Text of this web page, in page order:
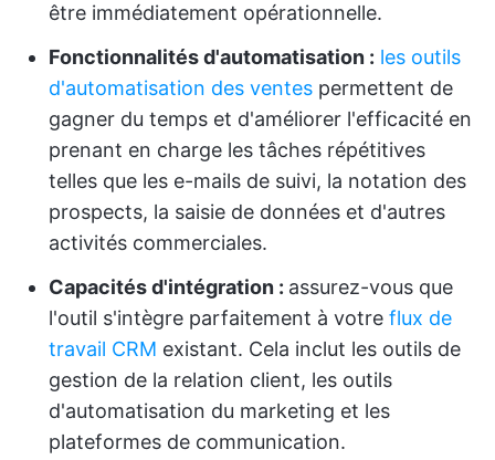
être immédiatement opérationnelle.
Fonctionnalités d'automatisation : les outils
d'automatisation des ventes permettent de
gagner du temps et d'améliorer l'efficacité en
prenant en charge les tâches répétitives
telles que les e-mails de suivi, la notation des
prospects, la saisie de données et d'autres
activités commerciales.
Capacités d'intégration : assurez-vous que
l'outil s'intègre parfaitement à votre flux de
travail CRM existant. Cela inclut les outils de
gestion de la relation client, les outils
d'automatisation du marketing et les
plateformes de communication.